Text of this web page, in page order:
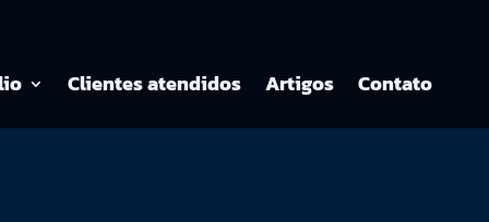
Clientes atendidos Artigos Contato